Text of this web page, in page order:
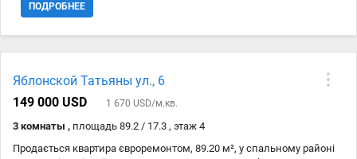
ПОДРОБНЕЕ
Яблонской Татьяны ул., 6
149 000 USD
1 670 USD/м.кв.
3 комнаты , площадь 89.2 / 17.3 , этаж 4
Продається квартира євроремонтом, 89.20 м², у спальному районі